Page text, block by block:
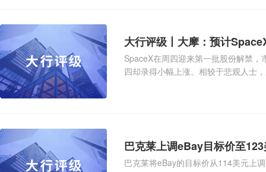
大行评级丨大摩：预计
SpaceX在周四迎来第一批股份解禁
四却录得小幅上涨。相较于悲观人士
巴克莱上调eBay目标价至
巴克莱将eBay的目标价从114美元上